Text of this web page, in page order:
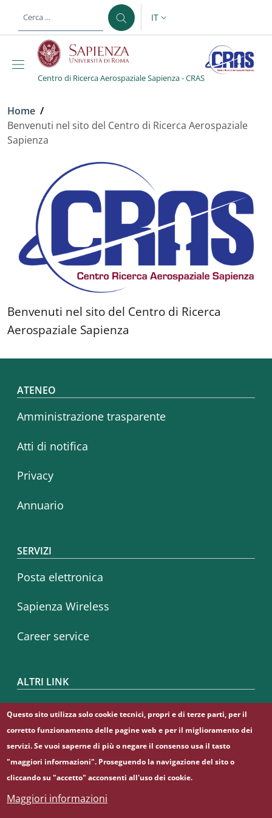
al contenuto principale
SELETTORE LINGUA:
IT
Centro di Ricerca Aerospaziale Sapienza - CRAS
Briciole di pane
Home /
Benvenuti nel sito del Centro di Ricerca Aerospaziale
Sapienza
Benvenuti nel sito del
Benvenuti nel sito del Centro di Ricerca
Aerospaziale Sapienza
Footer menu
ATENEO
Amministrazione trasparente
Atti di notifica
Privacy
Annuario
SERVIZI
Posta elettronica
Sapienza Wireless
Career service
ALTRI LINK
CIAO
Sapienza Store
© Sapienza Università di Roma - Piazzale Aldo Moro 5,
Questo sito utilizza solo cookie tecnici, propri e di terze parti, per il
corretto funzionamento delle pagine web e per il miglioramento dei
servizi. Se vuoi saperne di più o negare il consenso usa il tasto
"maggiori informazioni". Proseguendo la navigazione del sito o
cliccando su "accetto" acconsenti all'uso dei cookie.
Maggiori informazioni